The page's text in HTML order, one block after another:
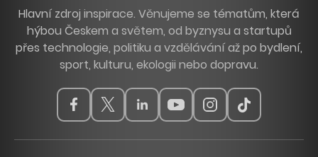
Hlavní zdroj inspirace. Věnujeme se tématům, která
hýbou Českem a světem, od byznysu a startupů
přes technologie, politiku a vzdělávání až po bydlení,
sport, kulturu, ekologii nebo dopravu.